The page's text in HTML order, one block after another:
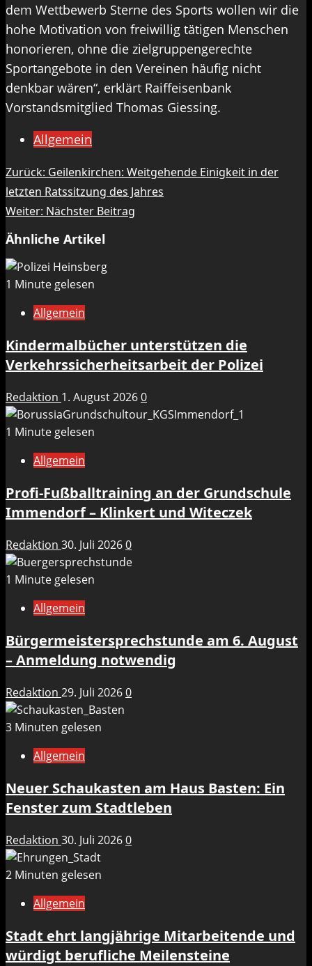
dem Wettbewerb Sterne des Sports wollen wir die
hohe Motivation von freiwillig tätigen Menschen
honorieren, ohne die zielgruppengerechte
Sportangebote in den Vereinen häufig nicht
denkbar wären“, erklärt Raiffeisenbank
Vorstandsmitglied Thomas Giessing.
Allgemein
Beitragsnavigation
Zurück: Geilenkirchen: Weitgehende Einigkeit in der
letzten Ratssitzung des Jahres
Weiter: Nächster Beitrag
Ähnliche Artikel
1 Minute gelesen
Allgemein
Kindermalbücher unterstützen die
Verkehrssicherheitsarbeit der Polizei
Redaktion 1. August 20260
1 Minute gelesen
Allgemein
Profi-Fußballtraining an der Grundschule
Immendorf – Klinkert und Witeczek
Redaktion 30. Juli 20260
1 Minute gelesen
Allgemein
Bürgermeistersprechstunde am 6. August
– Anmeldung notwendig
Redaktion 29. Juli 20260
3 Minuten gelesen
Allgemein
Neuer Schaukasten am Haus Basten: Ein
Fenster zum Stadtleben
Redaktion 30. Juli 20260
2 Minuten gelesen
Allgemein
Stadt ehrt langjährige Mitarbeitende und
würdigt berufliche Meilensteine